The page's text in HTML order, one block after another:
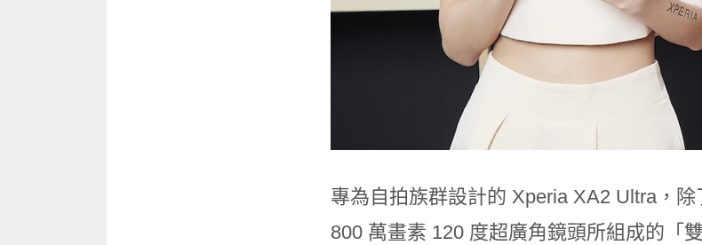
專為自拍族群設計的 Xperia XA2 Ultra，
800 萬畫素 120 度超廣角鏡頭所組成的「